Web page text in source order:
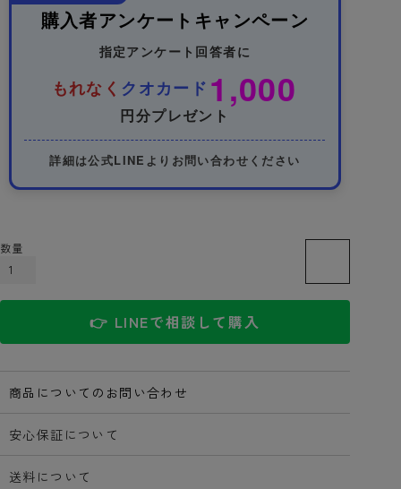
購入者アンケートキャンペーン
指定アンケート回答者に
もれなく クオカード 1,000
円分プレゼント
詳細は公式LINEよりお問い合わせください
👉 LINEで相談して購入
商品についてのお問い合わせ
安心保証について
送料について